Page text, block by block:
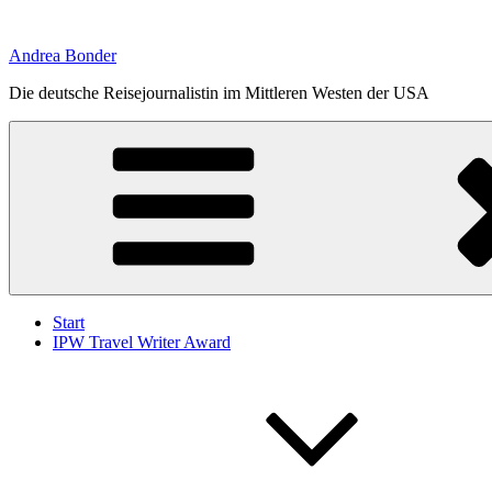
springen
Andrea Bonder
Die deutsche Reisejournalistin im Mittleren Westen der USA
Start
IPW Travel Writer Award